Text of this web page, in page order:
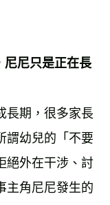
尼尼只是正在長
長期，很多家長
謂幼兒的「不要
絕外在干涉、討
主角尼尼發生的